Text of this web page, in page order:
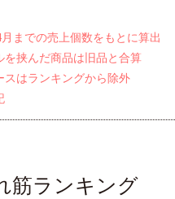
までの売上個数をもとに算出
を挟んだ商品は旧品と合算
スはランキングから除外
筋ランキング